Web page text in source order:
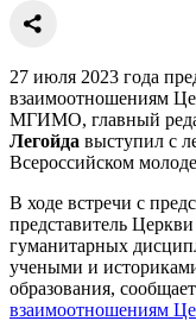
27 июля 2023 года
взаимоотношениям
МГИМО, главный
Легойда выступил с
Всероссийском
В ходе встречи с
представитель
гуманитарных
учеными и
образования, сообщает
взаимоотношениям